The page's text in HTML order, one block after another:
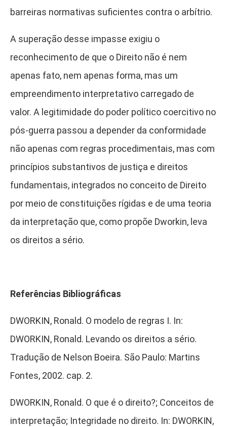
barreiras normativas suficientes contra o arbítrio.
A superação desse impasse exigiu o
reconhecimento de que o Direito não é nem
apenas fato, nem apenas forma, mas um
empreendimento interpretativo carregado de
valor. A legitimidade do poder político coercitivo no
pós-guerra passou a depender da conformidade
não apenas com regras procedimentais, mas com
princípios substantivos de justiça e direitos
fundamentais, integrados no conceito de Direito
por meio de constituições rígidas e de uma teoria
da interpretação que, como propõe Dworkin, leva
os direitos a sério.
Referências Bibliográficas
DWORKIN, Ronald. O modelo de regras I. In:
DWORKIN, Ronald. Levando os direitos a sério.
Tradução de Nelson Boeira. São Paulo: Martins
Fontes, 2002. cap. 2.
DWORKIN, Ronald. O que é o direito?; Conceitos de
interpretação; Integridade no direito. In: DWORKIN,